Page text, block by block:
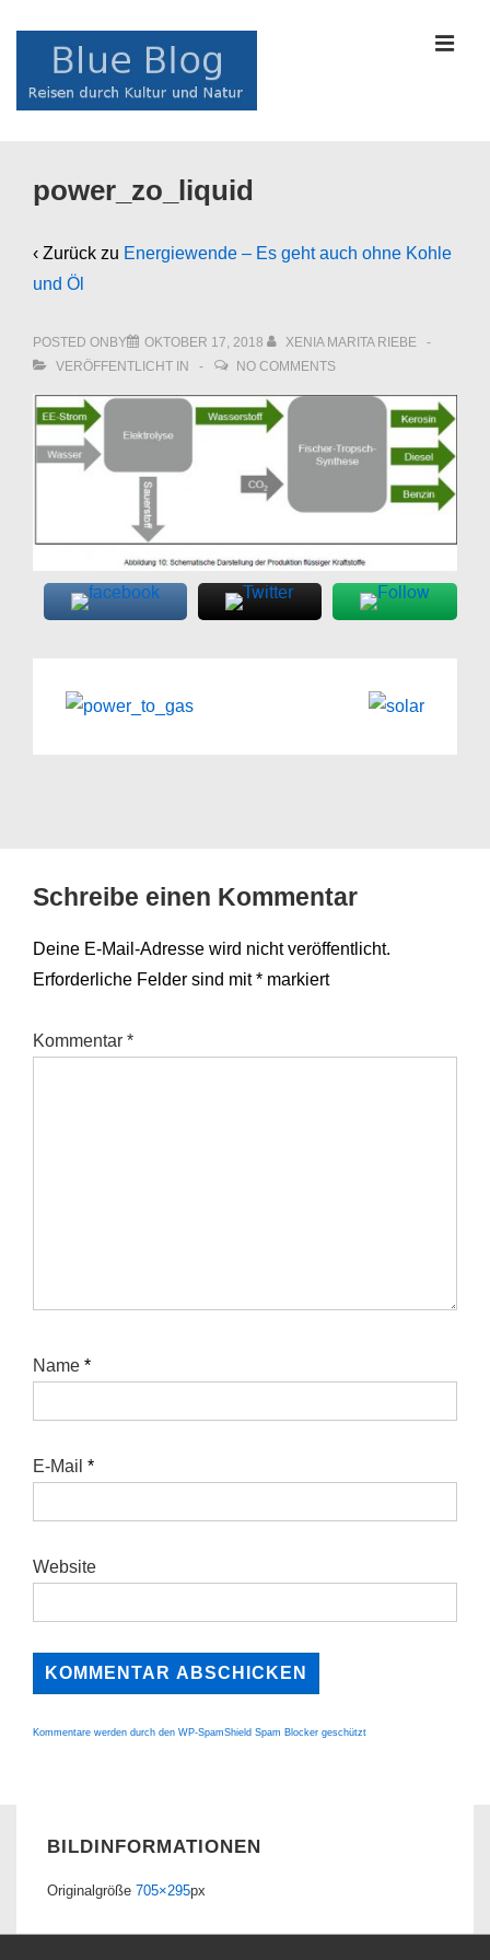
Navigation
power_zo_liquid
‹ Zurück zu Energiewende – Es geht auch ohne Kohle
und Öl
POSTED ONBY OKTOBER 17, 2018
XENIA MARITA RIEBE
VERÖFFENTLICHT IN
NO COMMENTS
Schreibe einen Kommentar
Deine E-Mail-Adresse wird nicht veröffentlicht.
Erforderliche Felder sind mit* markiert
Kommentar *
Name *
E-Mail *
Website
Kommentare werden durch den WP-SpamShield Spam Blocker geschützt
BILDINFORMATIONEN
Originalgröße 705×295px